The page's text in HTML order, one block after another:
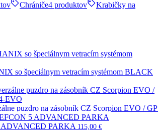
Chrániče4 produktov
Krabičky na
so špeciálnym vetracím systémom BLACK
puzdro na zásobník CZ Scorpion EVO /
ADVANCED PARKA 115,00 €